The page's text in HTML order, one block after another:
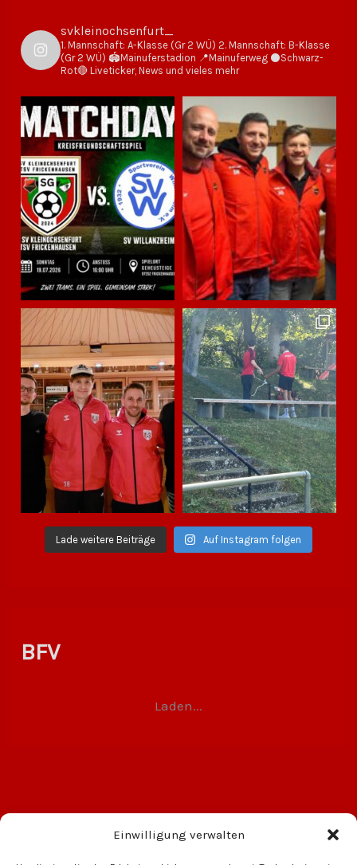
Einwilligung verwalten
svkleinochsenfurt_
1. Mannschaft: A-Klasse (Gr 2 WÜ) 2. Mannschaft: B-Klasse
(Gr 2 WÜ) 🏟Mainuferstadion 📍Mainuferweg ⚫️Schwarz-
Rot🔴 Liveticker, News und vieles mehr
Lade weitere Beiträge Auf Instagram folgen
BFV
Laden...